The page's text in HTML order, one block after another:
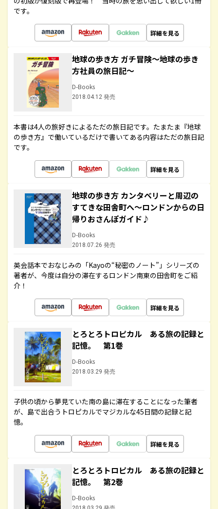
です。
詳細を見る
地球の歩き方 ガチ冒険～地球の歩き
方社員の旅日記～
D-Books
2018.04.12 発売
本書は4人の旅好きによるただの旅日記です。たまたま『地球
の歩き方』で働いているだけで書いてある内容はただの旅日記
です。
詳細を見る
地球の歩き方 カンタベリーと周辺の
すてきな田舎町へ～ロンドンからの日
帰りおさんぽガイド♪
D-Books
2018.07.26 発売
英会話本でおなじみの「Kayoの“秘密のノート”」シリーズの
著者が、今度は自分の滞在するロンドン南東の田舎町をご紹
介！
詳細を見る
とろとろトロピカル ある旅の記録と
記憶。 第1巻
D-Books
2018.03.29 発売
子供の頃から夢見ていた南の島に滞在することになった筆者
が、島で出合うトロピカルでマジカルな45日間の記録と記
憶。
詳細を見る
とろとろトロピカル ある旅の記録と
記憶。 第2巻
D-Books